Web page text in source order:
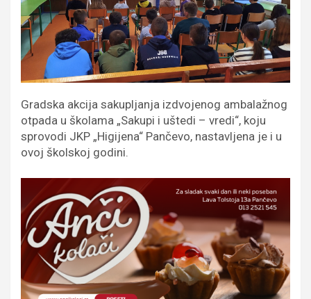
Gradska akcija sakupljanja izdvojenog ambalažnog
otpada u školama „Sakupi i uštedi – vredi“, koju
sprovodi JKP „Higijena“ Pančevo, nastavljena je i u
ovoj školskoj godini.